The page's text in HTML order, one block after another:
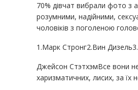
70% дівчат вибрали фото з
розумними, надійними,
чоловіків з поголеною
1.Марк Стронг2.Вин Дизель3.
Джейсон СтэтхэмВсе вони
харизматичних, лисих, за їх